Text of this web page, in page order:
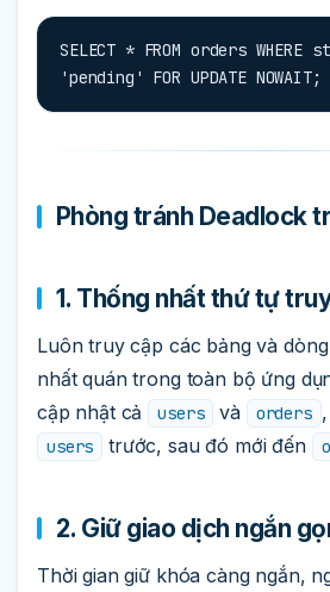
SELECT * FROM orders WHERE
'pending' FOR UPDATE NOWAIT;
Phòng tránh Deadlock
1. Thống nhất thứ tự
Luôn truy cập các bảng và
nhất quán trong toàn bộ ứng
cập nhật cả
users và orders
users trước, sau đó mới đến
2. Giữ giao dịch ngắn
Thời gian giữ khóa càng ngắn,